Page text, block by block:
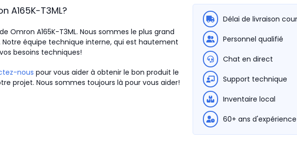
A165K-T3ML?
Omron A165K-T3ML. Nous sommes le plus grand
Notre équipe technique interne, qui est hautement
besoins techniques!
nous pour vous aider à obtenir le bon produit le
projet. Nous sommes toujours là pour vous aider!
Délai de livraison
Personnel qualifié
Chat en direct
Support technique
Inventaire local
60+ ans d'expérience